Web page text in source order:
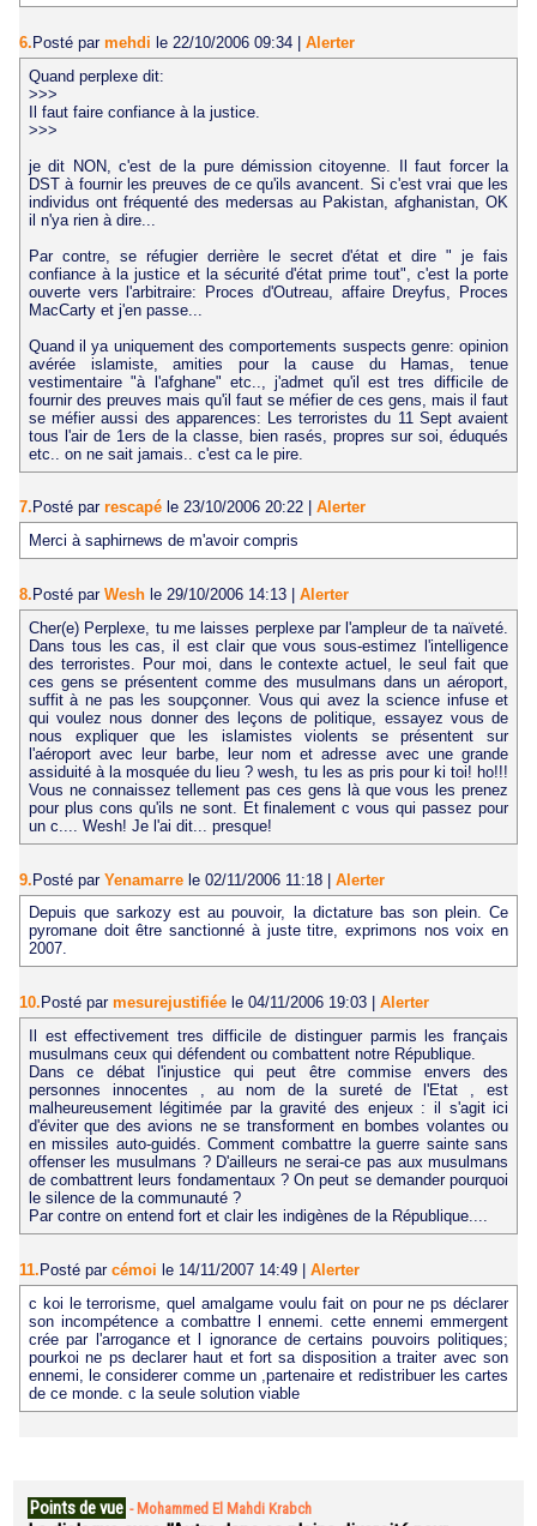
6. Posté par mehdi le 22/10/2006 09:34
Alerter
Quand perplexe dit:
>>>
Il faut faire confiance à la justice.
>>>
je dit NON, c'est de la pure démission citoyenne. Il faut forcer la
DST à fournir les preuves de ce qu'ils avancent. Si c'est vrai que les
individus ont fréquenté des medersas au Pakistan, afghanistan, OK
il n'ya rien à dire...
Par contre, se réfugier derrière le secret d'état et dire " je fais
confiance à la justice et la sécurité d'état prime tout", c'est la porte
ouverte vers l'arbitraire: Proces d'Outreau, affaire Dreyfus, Proces
MacCarty et j'en passe...
Quand il ya uniquement des comportements suspects genre: opinion
avérée islamiste, amities pour la cause du Hamas, tenue
vestimentaire "à l'afghane" etc.., j'admet qu'il est tres difficile de
fournir des preuves mais qu'il faut se méfier de ces gens, mais il faut
se méfier aussi des apparences: Les terroristes du 11 Sept avaient
tous l'air de 1ers de la classe, bien rasés, propres sur soi, éduqués
etc.. on ne sait jamais.. c'est ca le pire.
7. Posté par rescapé le 23/10/2006 20:22
Alerter
Merci à saphirnews de m'avoir compris
8. Posté par Wesh le 29/10/2006 14:13
Alerter
Cher(e) Perplexe, tu me laisses perplexe par l'ampleur de ta naïveté.
Dans tous les cas, il est clair que vous sous-estimez l'intelligence
des terroristes. Pour moi, dans le contexte actuel, le seul fait que
ces gens se présentent comme des musulmans dans un aéroport,
suffit à ne pas les soupçonner. Vous qui avez la science infuse et
qui voulez nous donner des leçons de politique, essayez vous de
nous expliquer que les islamistes violents se présentent sur
l'aéroport avec leur barbe, leur nom et adresse avec une grande
assiduité à la mosquée du lieu ? wesh, tu les as pris pour ki toi! ho!!!
Vous ne connaissez tellement pas ces gens là que vous les prenez
pour plus cons qu'ils ne sont. Et finalement c vous qui passez pour
un c.... Wesh! Je l'ai dit... presque!
9.Posté par Yenamarre le 02/11/2006 11:18 | Alerter
Depuis que sarkozy est au pouvoir, la dictature bas son plein. Ce
pyromane doit être sanctionné à juste titre, exprimons nos voix en
2007.
10. Posté par mesurejustifiée le 04/11/2006 19:03
Alerter
Il est effectivement tres difficile de distinguer parmis les français
musulmans ceux qui défendent ou combattent notre République.
Dans ce débat l'injustice qui peut être commise envers des
personnes innocentes , au nom de la sureté de l'Etat , est
malheureusement légitimée par la gravité des enjeux : il s'agit ici
d'éviter que des avions ne se transforment en bombes volantes ou
en missiles auto-guidés. Comment combattre la guerre sainte sans
offenser les musulmans ? D'ailleurs ne serai-ce pas aux musulmans
de combattrent leurs fondamentaux ? On peut se demander pourquoi
le silence de la communauté ?
Par contre on entend fort et clair les indigènes de la République....
11. Posté par cémoi le 14/11/2007 14:49
Alerter
c koi le terrorisme, quel amalgame voulu fait on pour ne ps déclarer
son incompétence a combattre l ennemi. cette ennemi emmergent
crée par l'arrogance et l ignorance de certains pouvoirs politiques;
pourkoi ne ps declarer haut et fort sa disposition a traiter avec son
ennemi, le considerer comme un ,partenaire et redistribuer les cartes
de ce monde. c la seule solution viable
Points de vue - Mohammed El Mahdi Krabch